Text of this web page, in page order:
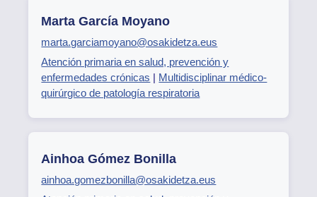
Marta García Moyano
marta.garciamoyano@osakidetza.eus
Atención primaria en salud, prevención y
enfermedades crónicas | Multidisciplinar médico-
quirúrgico de patología respiratoria
Ainhoa Gómez Bonilla
ainhoa.gomezbonilla@osakidetza.eus